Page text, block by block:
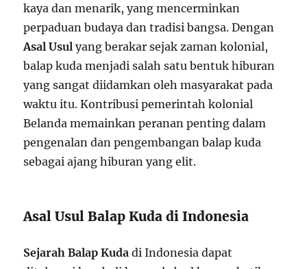
kaya dan menarik, yang mencerminkan
perpaduan budaya dan tradisi bangsa. Dengan
Asal Usul yang berakar sejak zaman kolonial,
balap kuda menjadi salah satu bentuk hiburan
yang sangat diidamkan oleh masyarakat pada
waktu itu. Kontribusi pemerintah kolonial
Belanda memainkan peranan penting dalam
pengenalan dan pengembangan balap kuda
sebagai ajang hiburan yang elit.
Asal Usul Balap Kuda di Indonesia
Sejarah Balap Kuda di Indonesia dapat